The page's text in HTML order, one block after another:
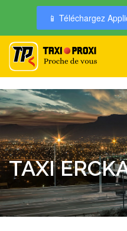
📱 Téléchargez
TAXI